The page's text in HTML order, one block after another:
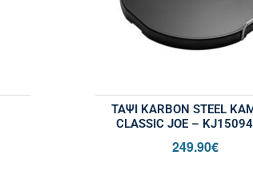
ΤΑΨΊ KARBON STEEL
CLASSIC JOE –
249.90€